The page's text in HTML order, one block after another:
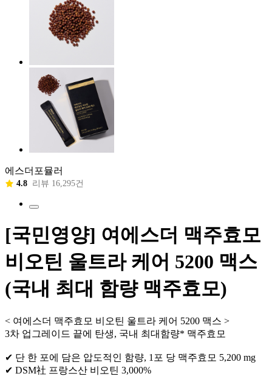
에스더포뮬러
4.8 리뷰 16,295건
[국민영양] 여에스더 맥주효모
비오틴 울트라 케어 5200 맥스
(국내 최대 함량 맥주효모)
< 여에스더 맥주효모 비오틴 울트라 케어 5200 맥스 >
3차 업그레이드 끝에 탄생, 국내 최대함량* 맥주효모
✔ 단 한 포에 담은 압도적인 함량, 1포 당 맥주효모 5,200 mg
✔ DSM社 프랑스산 비오틴 3,000%